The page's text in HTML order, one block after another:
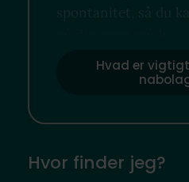
spontanitet, så du
Hvad er
Hvor finder jeg?